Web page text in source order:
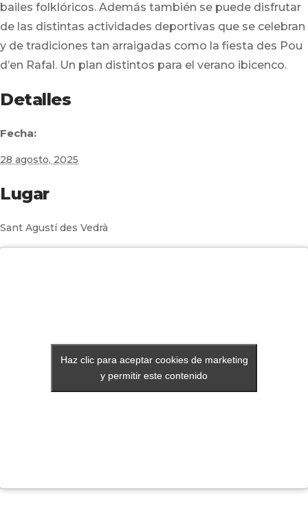
bailes folklóricos. Además también se puede disfrutar
de las distintas actividades deportivas que se celebran
y de tradiciones tan arraigadas como la fiesta des Pou
d’en Rafal. Un plan distintos para el verano ibicenco.
Detalles
Fecha:
28 agosto, 2025
Lugar
Sant Agustí des Vedrà
Haz clic para aceptar cookies de marketing
y permitir este contenido
Haz clic para aceptar cookies de marketing
y permitir este contenido